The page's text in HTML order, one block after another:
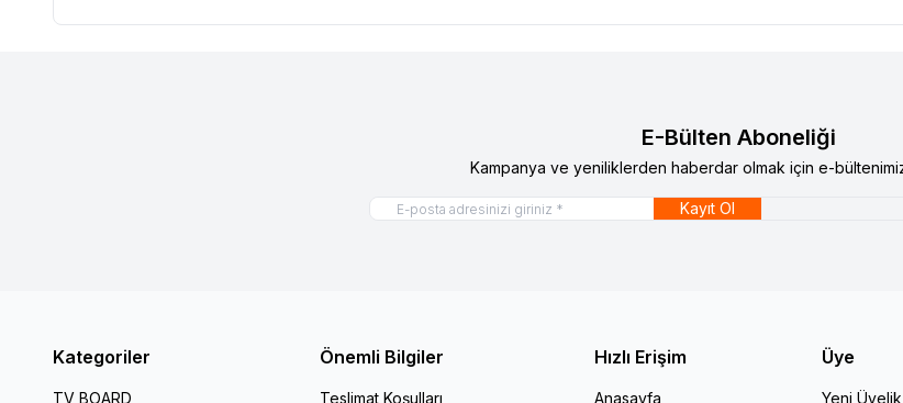
E-Bülten Aboneliği
Kampanya ve yeniliklerden haberdar olmak için e-
Kayıt Ol
Kategoriler
TV BOARD
Önemli Bilgiler
Teslimat Koşulları
Hızlı Erişim
Anasayfa
Üye
Yeni Üyelik